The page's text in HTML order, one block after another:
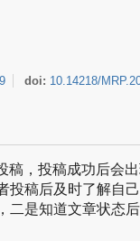
doi: 10.14218/
稿，投稿成功后会
投稿后及时了解自
二是知道文章状态